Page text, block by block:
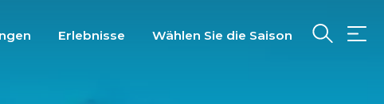
Erlebnisse Wählen Sie die Saison